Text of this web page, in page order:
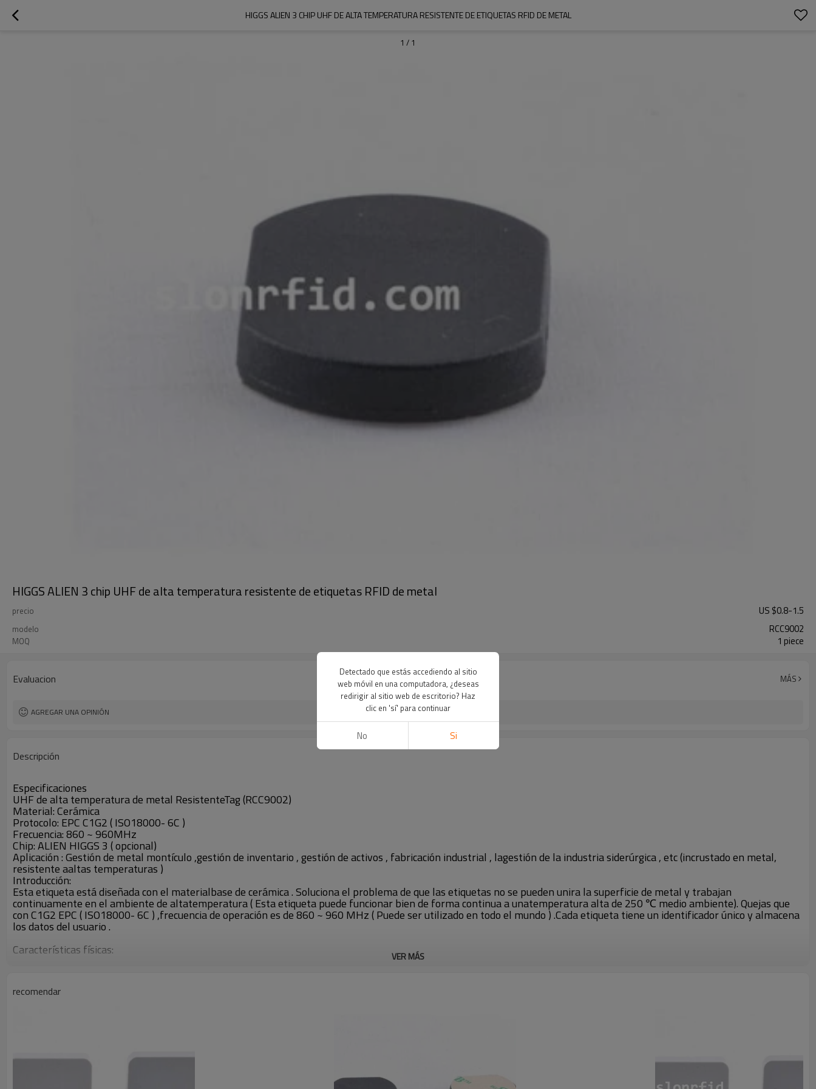
HIGGS ALIEN 3 CHIP UHF DE ALTA TEMPERATURA RESISTENTE DE ETIQUETAS RFID DE METAL
1 / 1
HIGGS ALIEN 3 chip UHF de alta temperatura resistente de etiquetas RFID de metal
precio US $0.8-1.5
modelo RCC9002
MOQ 1 piece
Evaluacion MÁS
AGREGAR UNA OPINIÓN
Descripción
Especificaciones
UHF de alta temperatura de metal ResistenteTag (RCC9002)
Material: Cerámica
Protocolo: EPC C1G2 ( ISO18000- 6C )
Frecuencia: 860 ~ 960MHz
Chip: ALIEN HIGGS 3 ( opcional)
Aplicación : Gestión de metal montículo ,gestión de inventario , gestión de activos , fabricación industrial , lagestión de la industria siderúrgica , etc (incrustado en metal,
resistente aaltas temperaturas )
Introducción:
Esta etiqueta está diseñada con el materialbase de cerámica . Soluciona el problema de que las etiquetas no se pueden unira la superficie de metal y trabajan
continuamente en el ambiente de altatemperatura ( Esta etiqueta puede funcionar bien de forma continua a unatemperatura alta de 250 ℃ medio ambiente). Quejas que
con C1G2 EPC ( ISO18000- 6C ) ,frecuencia de operación es de 860 ~ 960 MHz ( Puede ser utilizado en todo el mundo ) .Cada etiqueta tiene un identificador único y almacena
los datos del usuario .
Características físicas:
Dimensiones : 24,5 × 19,4 × 4mm
Peso: 5,2 g
Frecuencia: 860 ~ 960MHz
Chip: ALIEN HIGGS 3 ( opcional)
VER MÁS
recomendar
Detectado que estás accediendo al sitio
web móvil en una computadora, ¿deseas
redirigir al sitio web de escritorio? Haz
clic en 'sí' para continuar
No Si